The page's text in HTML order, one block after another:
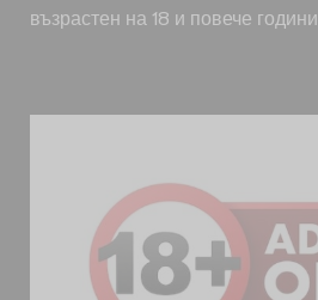
възрастен на 18 и повече години.